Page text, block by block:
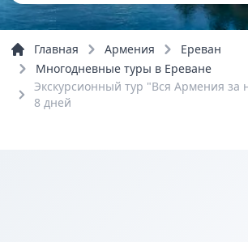
Главная Армения
Ереван
Многодневные туры в Ереване
Экскурсионный тур "Вся Армения за
8 дней